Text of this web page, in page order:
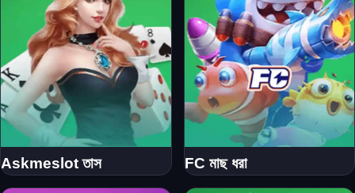
Askmeslot তাস FC মাছ ধরা